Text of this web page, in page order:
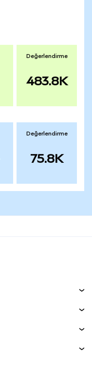
Değerlendirme
483.8K
Değerlendirme
75.8K